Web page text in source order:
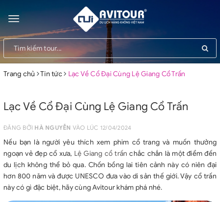
Toggle
navigation
Trang chủ Tin tức Lạc Về Cổ Đại Cùng Lệ Giang Cổ Trấn
Lạc Về Cổ Đại Cùng Lệ Giang Cổ Trấn
ĐĂNG BỞI HÀ NGUYỄN VÀO LÚC 12/04/2024
Nếu bạn là người yêu thích xem phim cổ trang và muốn thưởng
ngoạn vẻ đẹp cổ xưa, Lệ Giang cổ trấn chắc chắn là một điểm đến
du lịch không thể bỏ qua. Chốn bồng lai tiên cảnh này có niên đại
hơn 800 năm và được UNESCO đưa vào di sản thế giới. Vậy cổ trấn
này có gì đặc biệt, hãy cùng Avitour khám phá nhé.